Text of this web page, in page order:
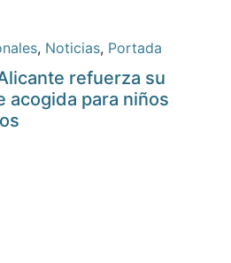
, Noticias, Portada
refuerza su
acogida para niños